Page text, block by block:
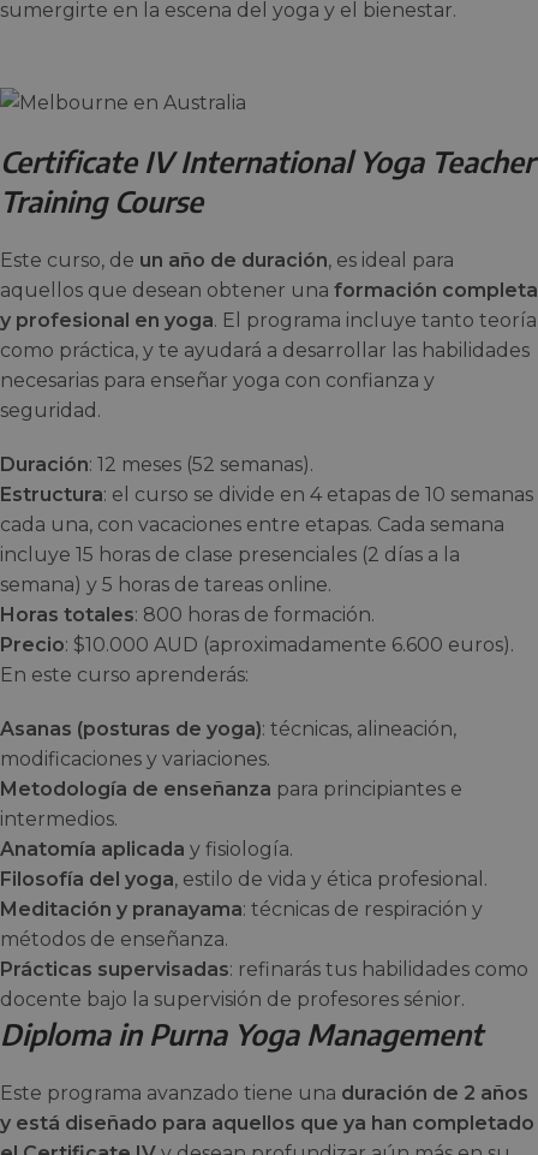
sumergirte en la escena del yoga y el bienestar.
Certificate IV International Yoga Teacher
Training Course
Este curso, de un año de duración, es ideal para
aquellos que desean obtener una formación completa
y profesional en yoga. El programa incluye tanto teoría
como práctica, y te ayudará a desarrollar las habilidades
necesarias para enseñar yoga con confianza y
seguridad.
Duración: 12 meses (52 semanas).
Estructura: el curso se divide en 4 etapas de 10 semanas
cada una, con vacaciones entre etapas. Cada semana
incluye 15 horas de clase presenciales (2 días a la
semana) y 5 horas de tareas online.
Horas totales: 800 horas de formación.
Precio: $10.000 AUD (aproximadamente 6.600 euros).
En este curso aprenderás:
Asanas (posturas de yoga): técnicas, alineación,
modificaciones y variaciones.
Metodología de enseñanza para principiantes e
intermedios.
Anatomía aplicada y fisiología.
Filosofía del yoga, estilo de vida y ética profesional.
Meditación y pranayama: técnicas de respiración y
métodos de enseñanza.
Prácticas supervisadas: refinarás tus habilidades como
docente bajo la supervisión de profesores sénior.
Diploma in Purna Yoga Management
Este programa avanzado tiene una duración de 2 años
y está diseñado para aquellos que ya han completado